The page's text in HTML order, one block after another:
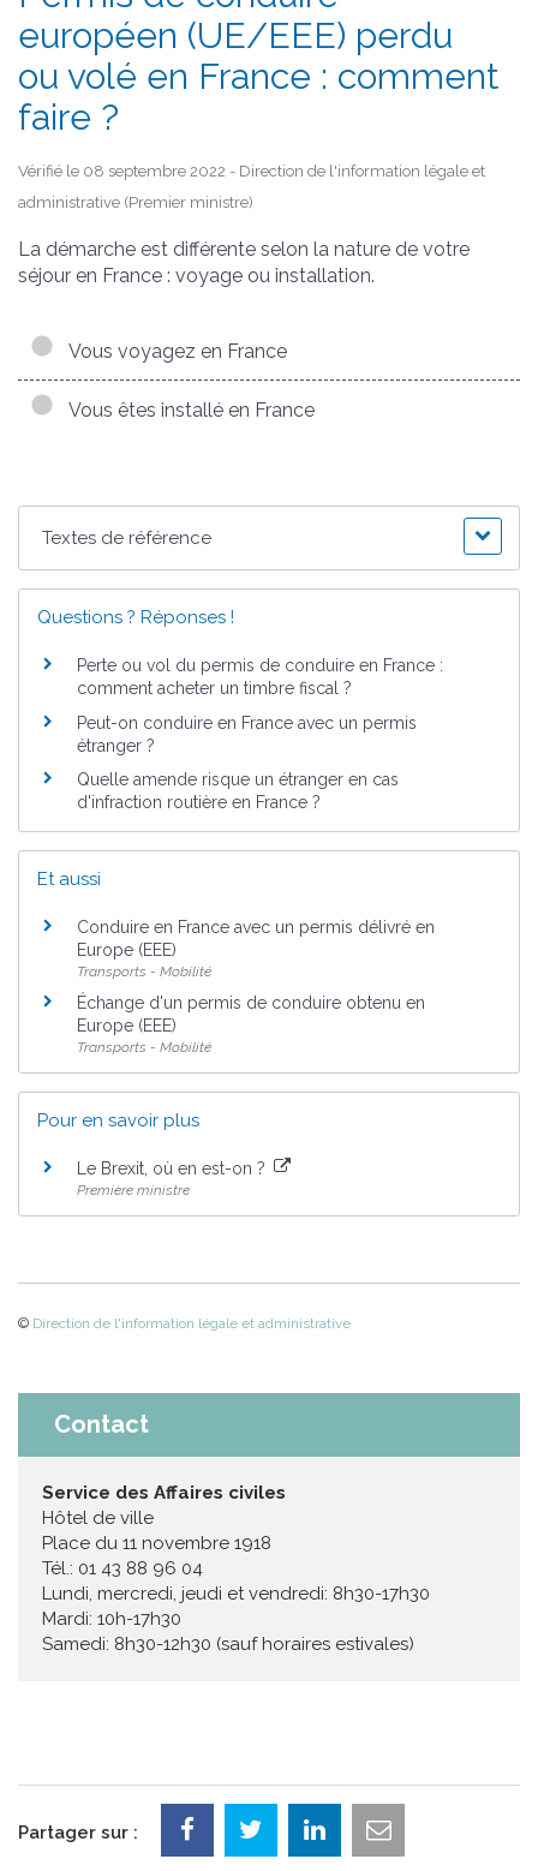
européen (UE/EEE) perdu
ou volé en France : comment
faire ?
Vérifié le 08 septembre 2022 - Direction de l'information légale et
administrative (Premier ministre)
La démarche est différente selon la nature de votre
séjour en France : voyage ou installation.
Vous voyagez en France
Vous êtes installé en France
Textes de référence
Questions ? Réponses !
Perte ou vol du permis de conduire en France :
comment acheter un timbre fiscal ?
Peut-on conduire en France avec un permis
étranger ?
Quelle amende risque un étranger en cas
d'infraction routière en France ?
Et aussi
Conduire en France avec un permis délivré en
Europe (EEE)
Transports - Mobilité
Échange d'un permis de conduire obtenu en
Europe (EEE)
Transports - Mobilité
Pour en savoir plus
Le Brexit, où en est-on ?
Première ministre
© Direction de l'information légale et administrative
Contact
Service des Affaires civiles
Hôtel de ville
Place du 11 novembre 1918
Tél.: 01 43 88 96 04
Lundi, mercredi, jeudi et vendredi: 8h30-17h30
Mardi: 10h-17h30
Samedi: 8h30-12h30 (sauf horaires estivales)
Partager sur :